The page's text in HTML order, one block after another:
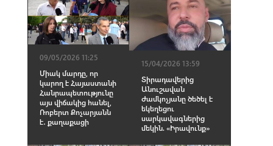
09/05/2026 11:25
Միակ մարդը, որ
կարող է Հայաստանի
Հանրապետությունը
այս վիճակից հանել,
Ռոբերտ Քոչարյանն
է․ քաղաքացի
15/04/2026 13:59
Տիրադավերից
Անուշավան
Ժամկոչյանը ծեծել է
եկեղեցու
սարկավագներից
մեկին. «Իրավունք»